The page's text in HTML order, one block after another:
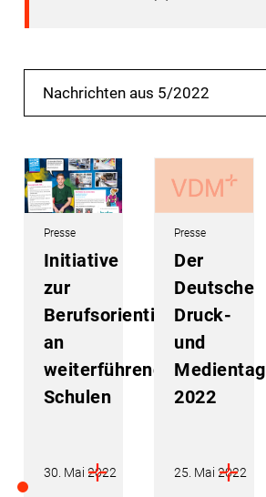
Nachrichten aus 5/2022
Presse
Initiative
zur
Berufsorientierung
an
weiterführenden
Schulen
30. Mai 2022
Presse
Der
Deutsche
Druck-
und
Medientag
2022
25. Mai 2022